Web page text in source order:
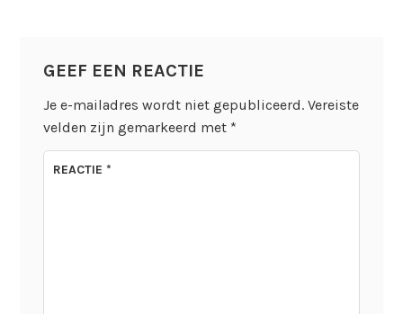
GEEF EEN REACTIE
Je e-mailadres wordt niet gepubliceerd. Vereiste
velden zijn gemarkeerd met *
REACTIE*